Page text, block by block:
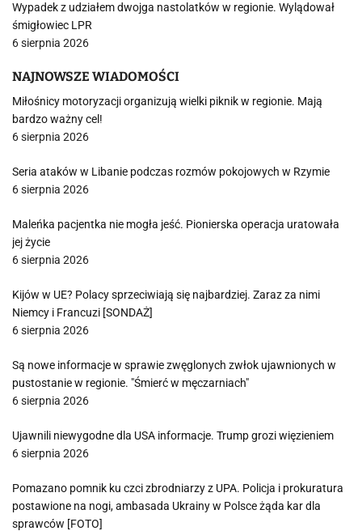
Wypadek z udziałem dwojga nastolatków w regionie. Wylądował
śmigłowiec LPR
6 sierpnia 2026
NAJNOWSZE WIADOMOŚCI
Miłośnicy motoryzacji organizują wielki piknik w regionie. Mają
bardzo ważny cel!
6 sierpnia 2026
Seria ataków w Libanie podczas rozmów pokojowych w Rzymie
6 sierpnia 2026
Maleńka pacjentka nie mogła jeść. Pionierska operacja uratowała
jej życie
6 sierpnia 2026
Kijów w UE? Polacy sprzeciwiają się najbardziej. Zaraz za nimi
Niemcy i Francuzi [SONDAŻ]
6 sierpnia 2026
Są nowe informacje w sprawie zwęglonych zwłok ujawnionych w
pustostanie w regionie. "Śmierć w męczarniach"
6 sierpnia 2026
Ujawnili niewygodne dla USA informacje. Trump grozi więzieniem
6 sierpnia 2026
Pomazano pomnik ku czci zbrodniarzy z UPA. Policja i prokuratura
postawione na nogi, ambasada Ukrainy w Polsce żąda kar dla
sprawców [FOTO]